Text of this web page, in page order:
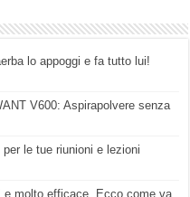
lo appoggi e fa tutto lui!
V600: Aspirapolvere senza
le tue riunioni e lezioni
e molto efficace. Ecco come va